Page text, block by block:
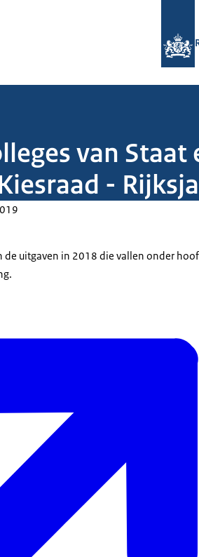
van
-
de uitgaven in 2018 die vallen onder